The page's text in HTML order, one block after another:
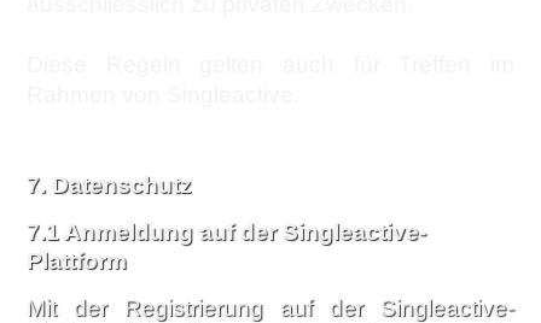
7. Datenschutz
7.1 Anmeldung auf der Singleactive-
Plattform
Mit der Registrierung auf der Singleactive-